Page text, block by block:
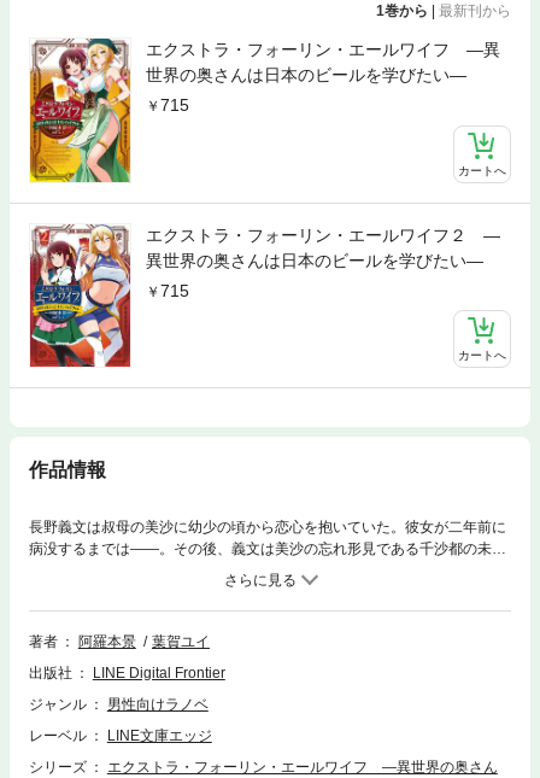
1巻から 最新刊から
エクストラ・フォーリン・エールワイフ ―異
世界の奥さんは日本のビールを学びたい―
715
カートへ
エクストラ・フォーリン・エールワイフ２ ―
異世界の奥さんは日本のビールを学びたい―
715
カートへ
作品情報
長野義文は叔母の美沙に幼少の頃から恋心を抱いていた。彼女が二年前に
病没するまでは――。その後、義文は美沙の忘れ形見である千沙都の未成
年後見人となり、同居生活を送っていた。そんな折、突然彼らの家に異世
界から勇者の妻が転移してくる。ミサクミラと名乗る彼女は、美沙の生き
写しの姿形をしていた。ミサクミラはエール妻(ビール職人)を生業として
おり、この世界にやってきたのは、豊穣の女神様から優れたエール造りの
繋ぐ、縁と絆の物語。
著者 阿羅本景
葉賀ユイ
出版社
LINE Digital Frontier
ジャンル
男性向けラノベ
レーベル
LINE文庫エッジ
シリーズ
エクストラ・フォーリン・エールワイフ ―異世界の奥さん